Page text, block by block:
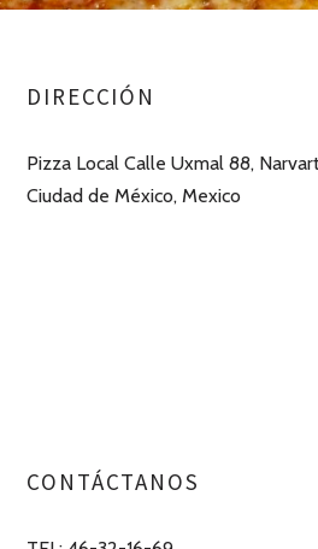
DIRECCIÓN
Pizza Local Calle Uxmal 88,
Ciudad de México, Mexico
CONTÁCTANOS